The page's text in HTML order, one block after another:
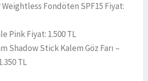
Fondöten SPF15 Fiyat:
Pink Fiyat: 1.500 TL
Shadow Stick Kalem Göz Farı –
TL